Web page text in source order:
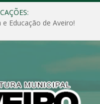
Educação de Aveiro!